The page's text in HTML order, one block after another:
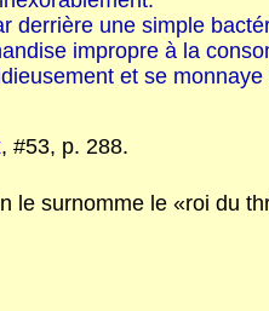
une simple
impropre à la
et se
, #53, p. 288.
le surnomme le «roi du